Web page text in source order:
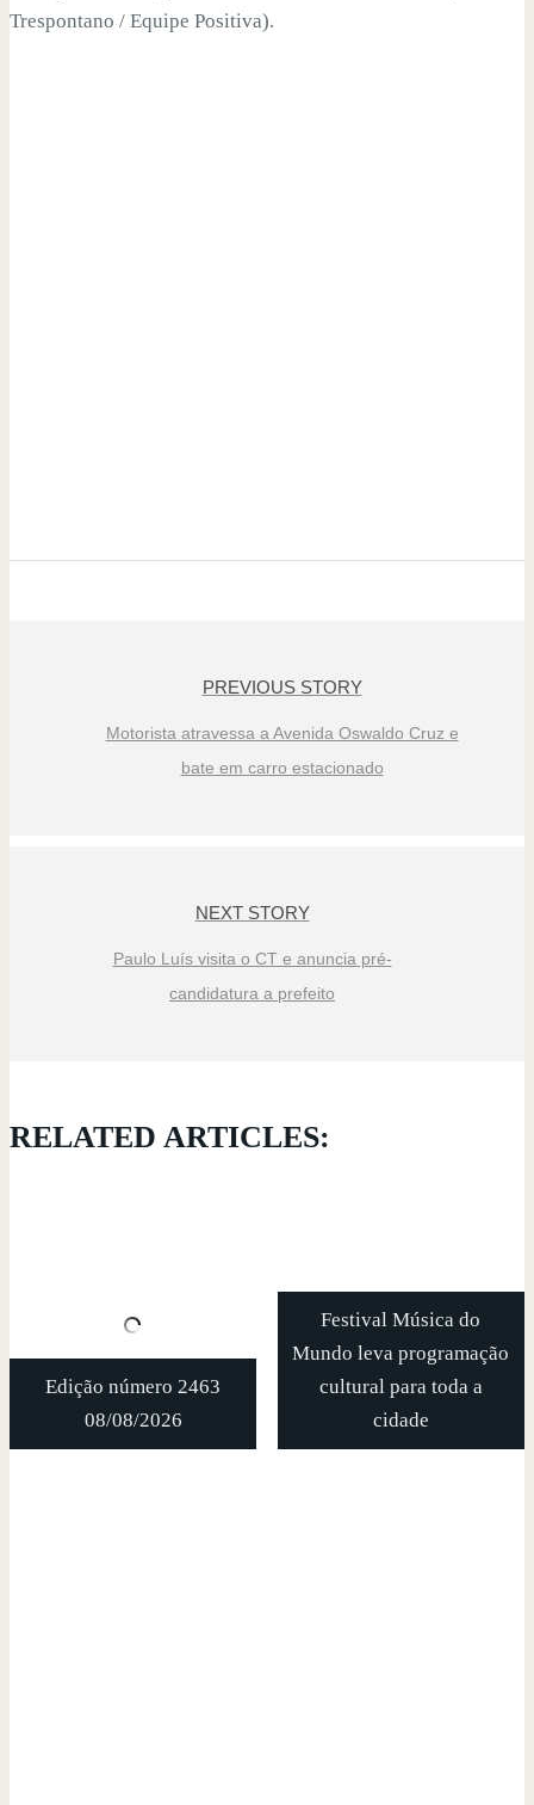
Trespontano / Equipe Positiva).
PREVIOUS STORY
Motorista atravessa a Avenida Oswaldo Cruz e
bate em carro estacionado
NEXT STORY
Paulo Luís visita o CT e anuncia pré-
candidatura a prefeito
RELATED ARTICLES:
Edição número 2463
08/08/2026
Festival Música do
Mundo leva programação
cultural para toda a
cidade